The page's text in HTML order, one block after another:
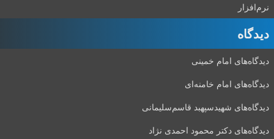
نرم‌افزار
دیدگاه‌
دیدگاه‌های امام خمینی
دیدگاه‌های امام خامنه‌ای
دیدگاه‌های شهید‌سپهبد قاسم‌سلیمانی
دیدگاه‌های دکتر محمود احمدی نژاد